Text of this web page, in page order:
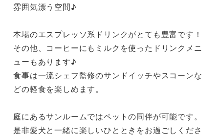
雰囲気漂う空間♪
本場のエスプレッソ系ドリンクがとても豊富です！
その他、コーヒーにもミルクを使ったドリンクメニ
ューもあります♪
食事は一流シェフ監修のサンドイッチやスコーンな
どの軽食を楽しめます。
庭にあるサンルームではペットの同伴が可能です。
是非愛犬と一緒に楽しいひとときをお過ごしくださ